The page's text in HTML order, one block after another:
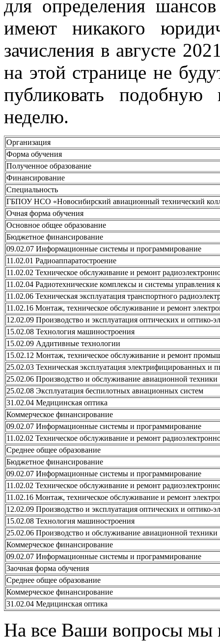
для определения
имеют никакого
зачисления в августе
на этой странице не
публиковать
неделю.
Организация
Форма обучения
Полученное образование
Финансирование
Специальность
ГБПОУ НСО «Новосибирский авиационный технический
Очная форма обучения
Основное общее образование
Бюджетное финансирование
09.02.07 Информационные системы и программирование
11.02.01 Радиоаппаратостроение
11.02.02 Техническое обслуживание и ремонт
11.02.04 Радиотехнические комплексы и системы управления
11.02.06 Техническая эксплуатация транспортного
11.02.16 Монтаж, техническое обслуживание и ремонт
12.02.09 Производство и эксплуатация оптических и оптико-
15.02.08 Технология машиностроения
15.02.09 Аддитивные технологии
15.02.12 Монтаж, техническое обслуживание и ремонт
25.02.03 Техническая эксплуатация электрифицированных и
25.02.06 Производство и обслуживание авиационной техники
25.02.08 Эксплуатация беспилотных авиационных систем
31.02.04 Медицинская оптика
Коммерческое финансирование
09.02.07 Информационные системы и программирование
11.02.02 Техническое обслуживание и ремонт
Среднее общее образование
Бюджетное финансирование
09.02.07 Информационные системы и программирование
11.02.02 Техническое обслуживание и ремонт
11.02.16 Монтаж, техническое обслуживание и ремонт
12.02.09 Производство и эксплуатация оптических и оптико-
15.02.08 Технология машиностроения
25.02.06 Производство и обслуживание авиационной техники
Коммерческое финансирование
09.02.07 Информационные системы и программирование
Заочная форма обучения
Среднее общее образование
Коммерческое финансирование
31.02.04 Медицинская оптика
На все Ваши вопросы мы